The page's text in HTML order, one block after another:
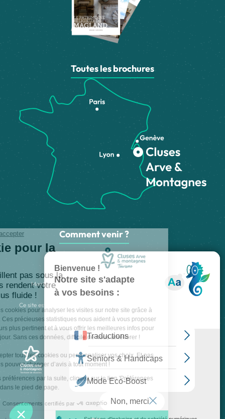
Toutes les brochures
Comment venir ?
Made with by IRIS Interactive
Mentions légales - Politique de confidentialité Plan du site
Accessibilité numérique -
Ce site est protégé par reCAPTCHA. Les
conditions d'utilisation de Google s'appliquent.